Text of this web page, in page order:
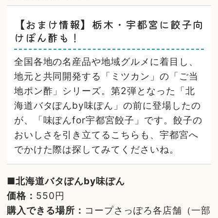
【おまけ情報】栃木・宇都宮に餃子向
けぽん酢も！
全国各地の名産品や地域グルメに着目し、
地元と共同開発する「ミツカン」の「ご当
地ポン酢」シリーズ。第2弾となった「北
海道バタぽんby味ぽん」の前に登場したの
が、「味ぽんfor宇都宮餃子」です。餃子の
おいしさを引き立てるこちらも、宇都宮へ
でかけた際は探してみてくださいね。
■北海道バタぽんby味ぽん
価格： 550円
購入できる場所： コープさっぽろ各店舗（一部